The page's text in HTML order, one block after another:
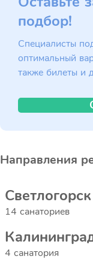
подбор!
Специалисты
оптимальный
также билеты и
Направления
Светлогорск
14 санаториев
4 санатория